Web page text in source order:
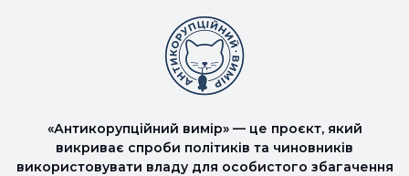
«Антикорупційний вимір» — це проєкт, який
викриває спроби політиків та чиновників
використовувати владу для особистого збагачення